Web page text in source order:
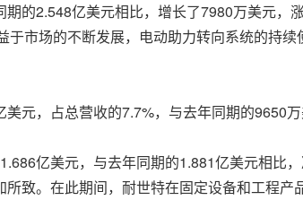
的2.548亿美元相比，增长了7980万美元，
市场的不断发展，电动助力转向系统的持
元，占总营收的7.7%，与去年同期的9650
亿美元，与去年同期的1.881亿美元相比
致。在此期间，耐世特在固定设备和工程